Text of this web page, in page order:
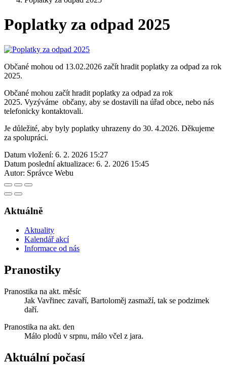
Poplatky za odpad 2025
Občané mohou od 13.02.2026 začít hradit poplatky za odpad za rok
2025.
Občané mohou začít hradit poplatky za odpad za rok
2025. Vyzýváme občany, aby se dostavili na úřad obce, nebo nás
telefonicky kontaktovali.
Je důležité, aby byly poplatky uhrazeny do 30. 4.2026. Děkujeme
za spolupráci.
Datum vložení: 6. 2. 2026 15:27
Datum poslední aktualizace: 6. 2. 2026 15:45
Autor: Správce Webu
Aktuálně
Aktuality
Kalendář akcí
Informace od nás
Pranostiky
Pranostika na akt. měsíc
Jak Vavřinec zavaří, Bartoloměj zasmaží, tak se podzimek
daří.
Pranostika na akt. den
Málo plodů v srpnu, málo včel z jara.
Aktuální počasí